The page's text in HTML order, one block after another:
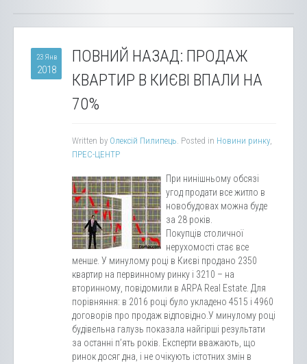
23 Янв
2018
ПОВНИЙ НАЗАД: ПРОДАЖ
КВАРТИР В КИЄВІ ВПАЛИ НА
70%
Written by Олексій Пилипець. Posted in Новини ринку,
ПРЕС-ЦЕНТР
При нинішньому обсязі
угод продати все житло в
новобудовах можна буде
за 28 років.
Покупців столичної
нерухомості стає все
менше. У минулому році в Києві продано 2350
квартир на первинному ринку і 3210 – на
вторинному, повідомили в ARPA Real Estate. Для
порівняння: в 2016 році було укладено 4515 і 4960
договорів про продаж відповідно.У минулому році
будівельна галузь показала найгірші результати
за останні п’ять років. Експерти вважають, що
ринок досяг дна, і не очікують істотних змін в